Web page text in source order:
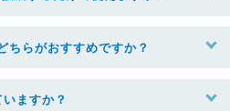
ちらがおすすめですか？
ますか？